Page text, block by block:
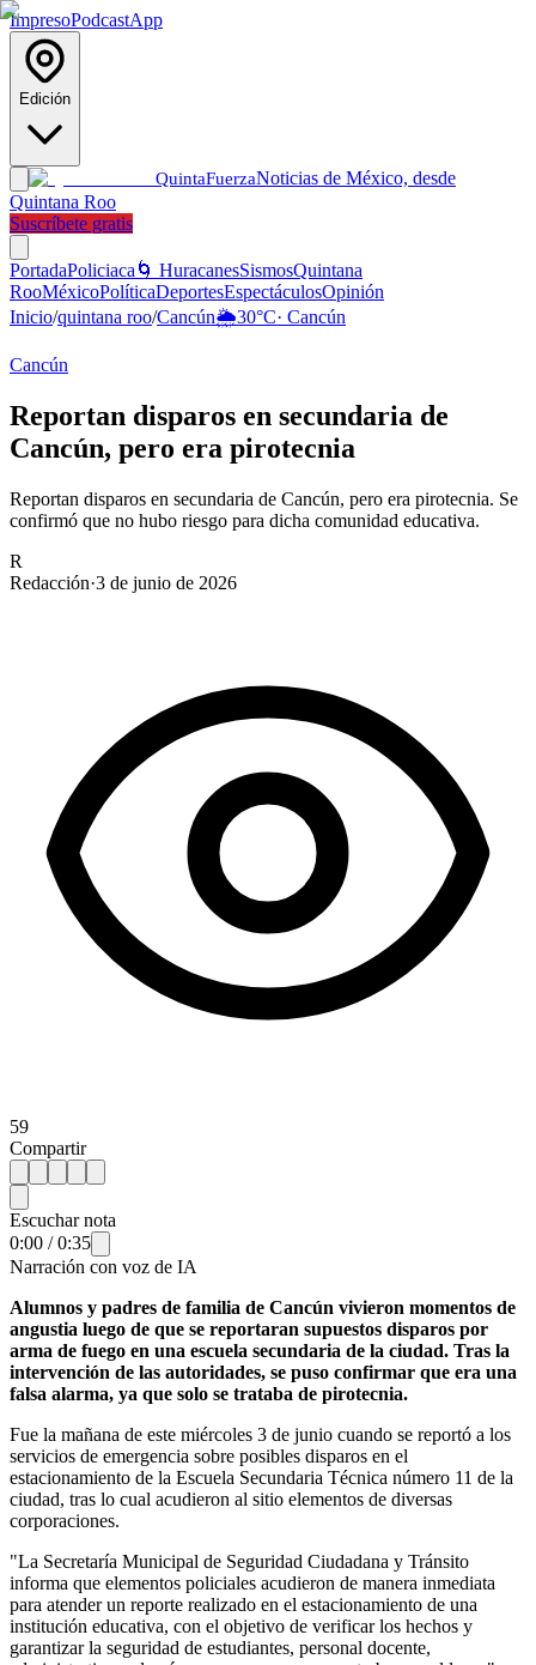
ImpresoPodcastApp
Edición
QuintaFuerzaNoticias de México, desde
Quintana Roo
Suscríbete gratis
PortadaPoliciaca 🌀 HuracanesSismosQuintana
RooMéxicoPolíticaDeportesEspectáculosOpinión
Inicio/quintana roo/Cancún🌦️30°C· Cancún
Cancún
Reportan disparos en secundaria de
Cancún, pero era pirotecnia
Reportan disparos en secundaria de Cancún, pero era pirotecnia. Se
confirmó que no hubo riesgo para dicha comunidad educativa.
R
Redacción·3 de junio de 2026
59
Compartir
Escuchar nota
0:00 /0:35
Narración con voz de IA
Alumnos y padres de familia de Cancún vivieron momentos de
angustia luego de que se reportaran supuestos disparos por
arma de fuego en una escuela secundaria de la ciudad. Tras la
intervención de las autoridades, se puso confirmar que era una
falsa alarma, ya que solo se trataba de pirotecnia.
Fue la mañana de este miércoles 3 de junio cuando se reportó a los
servicios de emergencia sobre posibles disparos en el
estacionamiento de la Escuela Secundaria Técnica número 11 de la
ciudad, tras lo cual acudieron al sitio elementos de diversas
corporaciones.
"La Secretaría Municipal de Seguridad Ciudadana y Tránsito
informa que elementos policiales acudieron de manera inmediata
para atender un reporte realizado en el estacionamiento de una
institución educativa, con el objetivo de verificar los hechos y
garantizar la seguridad de estudiantes, personal docente,